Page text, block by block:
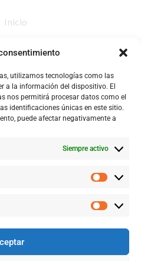
utilizamos tecnologías como las
a la información del dispositivo. El
nos permitirá procesar datos como el
identificaciones únicas en este sitio.
puede afectar negativamente a
Siempre activo
Inicio
Blog
# 128 - 24 Suba